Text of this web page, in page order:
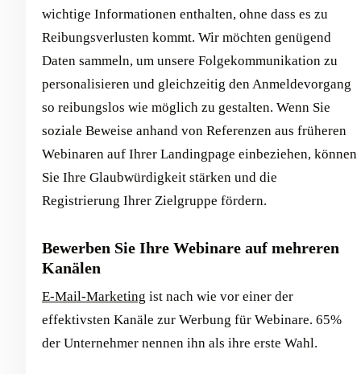
wichtige Informationen enthalten, ohne dass es zu
Reibungsverlusten kommt. Wir möchten genügend
Daten sammeln, um unsere Folgekommunikation zu
personalisieren und gleichzeitig den Anmeldevorgang
so reibungslos wie möglich zu gestalten. Wenn Sie
soziale Beweise anhand von Referenzen aus früheren
Webinaren auf Ihrer Landingpage einbeziehen, können
Sie Ihre Glaubwürdigkeit stärken und die
Registrierung Ihrer Zielgruppe fördern.
Bewerben Sie Ihre Webinare auf mehreren
Kanälen
E-Mail-Marketing ist nach wie vor einer der
effektivsten Kanäle zur Werbung für Webinare. 65%
der Unternehmer nennen ihn als ihre erste Wahl.